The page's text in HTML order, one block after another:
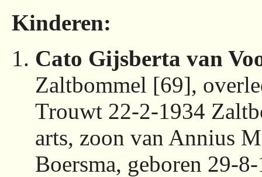
Kinderen:
Cato Gijsberta van
Zaltbommel [69],
Trouwt 22-2-1934
arts, zoon van Annius
Boersma, geboren 29-